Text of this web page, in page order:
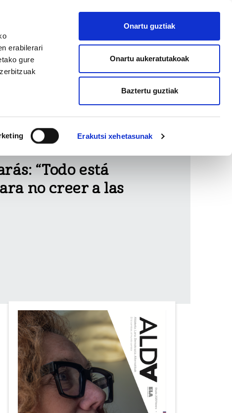
erabilerari
gure
Erakutsi xehetasunak
Onartu guztiak
Onartu aukeratutakoak
Baztertu guztiak
MANU ROBLES-ARANGIZ FUNDAZIOA
“Todo está
no creer a las